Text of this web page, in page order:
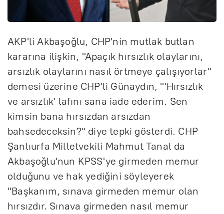
AKP'li Akbaşoğlu, CHP'nin mutlak butlan
kararına ilişkin, "Apaçık hırsızlık olaylarını,
arsızlık olaylarını nasıl örtmeye çalışıyorlar"
demesi üzerine CHP'li Günaydın, "'Hırsızlık
ve arsızlık' lafını sana iade ederim. Sen
kimsin bana hırsızdan arsızdan
bahsedeceksin?" diye tepki gösterdi. CHP
Şanlıurfa Milletvekili Mahmut Tanal da
Akbaşoğlu'nun KPSS'ye girmeden memur
olduğunu ve hak yediğini söyleyerek
"Başkanım, sınava girmeden memur olan
hırsızdır. Sınava girmeden nasıl memur